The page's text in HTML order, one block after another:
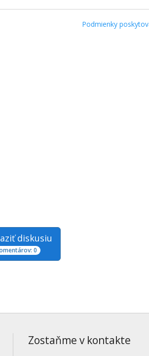
Podmienky
diskusiu
0
Zostaňme v kontakte